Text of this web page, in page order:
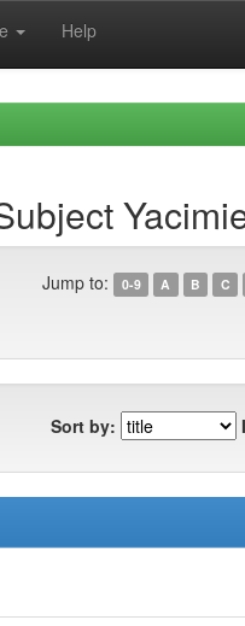
Help
Jump to: 0-9 A B C
Sort by: